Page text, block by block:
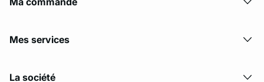
Mes services
La société